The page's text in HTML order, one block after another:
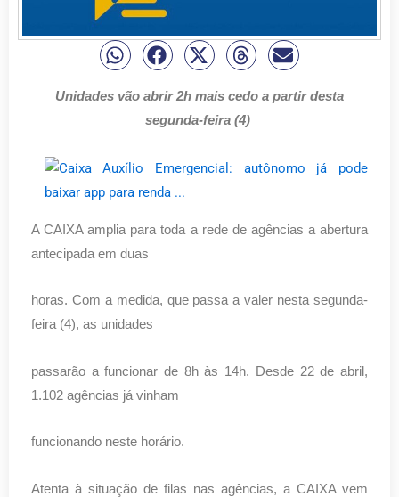
Unidades vão abrir 2h mais cedo a partir desta
segunda-feira (4)
A CAIXA amplia para toda a rede de agências a abertura
antecipada em duas
horas. Com a medida, que passa a valer nesta segunda-
feira (4), as unidades
passarão a funcionar de 8h às 14h. Desde 22 de abril,
1.102 agências já vinham
funcionando neste horário.
Atenta à situação de filas nas agências, a CAIXA vem